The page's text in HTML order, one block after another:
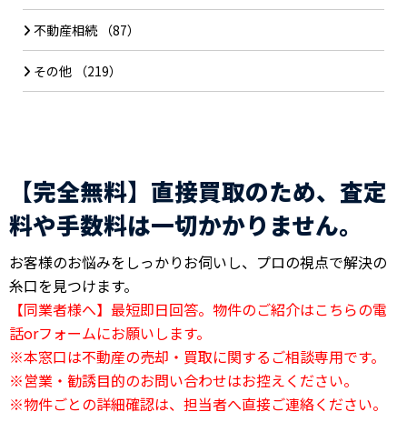
不動産相続（87）
その他 （219）
【完全無料】直接買取のため、査定
料や手数料は一切かかりません。
お客様のお悩みをしっかりお伺いし、プロの視点で解決の
糸口を見つけます。
【同業者様へ】最短即日回答。物件のご紹介はこちらの電
話orフォームにお願いします。
※本窓口は不動産の売却・買取に関するご相談専用です。
※営業・勧誘目的のお問い合わせはお控えください。
※物件ごとの詳細確認は、担当者へ直接ご連絡ください。